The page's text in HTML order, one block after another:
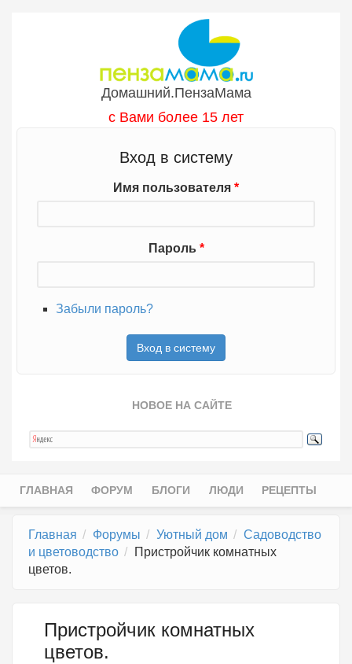
Домашний.ПензаМама
с Вами более 15 лет
Вход в систему
Имя пользователя *
Пароль *
Забыли пароль?
НОВОЕ НА САЙТЕ
Главное меню
ГЛАВНАЯ ФОРУМ БЛОГИ ЛЮДИ РЕЦЕПТЫ
Главная Форумы Уютный дом
Садоводство
и цветоводство
Пристройчик комнатных
цветов.
Пристройчик комнатных
цветов.